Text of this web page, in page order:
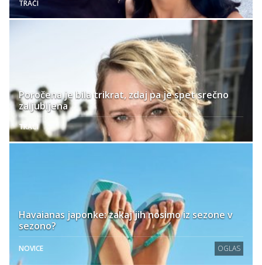
TRAČI
Poročena je bila trikrat, zdaj pa je spet srečno
zaljubljena
TRAČI
Havaianas japonke: zakaj jih nosimo iz sezone v
sezono?
NOVICE OGLAS